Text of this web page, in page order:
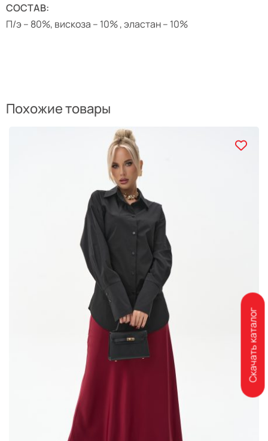
СОСТАВ:
П/э – 80%, вискоза – 10% , эластан – 10%
Похожие товары
Скачать каталог